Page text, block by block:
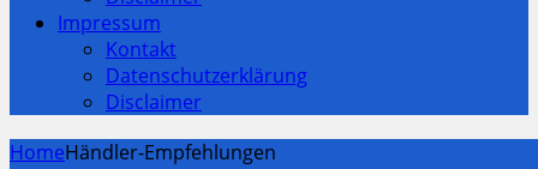
Impressum
Kontakt
Datenschutzerklärung
Disclaimer
HomeHändler-Empfehlungen